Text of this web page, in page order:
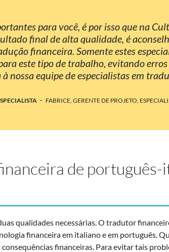
para você, é por isso que na
final de alta qualidade, é
financeira. Somente estes
este tipo de trabalho, evitando
nossa equipe de especialistas em
- FABRICE, GERENTE DE PROJETO,
de português-
qualidades necessárias. O tradutor
financeira em italiano e em português.
financeiras. Para evitar tais